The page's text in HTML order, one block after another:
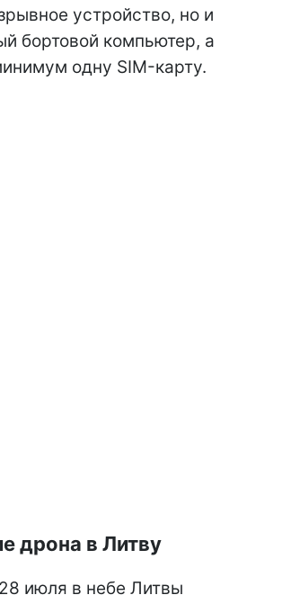
устройство, но и
бортовой компьютер, а
одну SIM-карту.
дрона в Литву
июля в небе Литвы